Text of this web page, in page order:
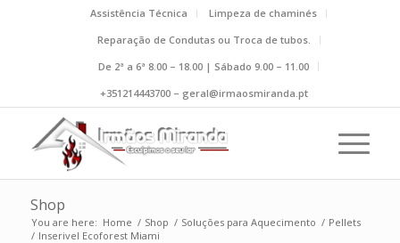
Assistência Técnica
Limpeza de chaminés
Reparação de Condutas ou Troca de tubos.
De 2ª a 6ª 8.00 – 18.00 | Sábado 9.00 – 11.00
+351214443700 – geral@irmaosmiranda.pt
Shop
You are here: Home / Shop / Soluções para Aquecimento / Pellets
/ Inserivel Ecoforest Miami